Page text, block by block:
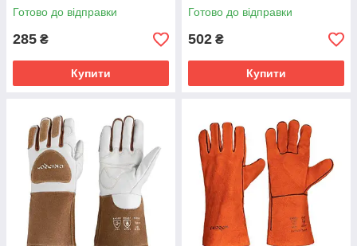
Готово до відправки
285 ₴
Купити
Готово до відправки
502 ₴
Купити